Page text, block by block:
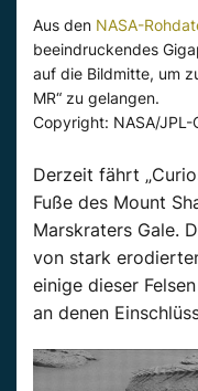
Aus den NASA-
beeindruckendes
auf die Bildmitte, um
MR“ zu gelangen.
Copyright: NASA/JPL-
Derzeit fährt
Fuße des Mount
Marskraters Gale.
von stark
einige dieser
an denen